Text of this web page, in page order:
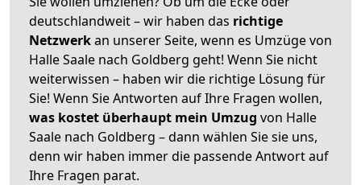
deutschlandweit – wir haben das richtige
Netzwerkan unserer Seite, wenn es Umzüge von
Halle Saale nach Goldberg geht! Wenn Sie nicht
weiterwissen – haben wir die richtige Lösung für
Sie! Wenn Sie Antworten auf Ihre Fragen wollen,
was kostet überhaupt mein Umzug von Halle
Saale nach Goldberg – dann wählen Sie sie uns,
denn wir haben immer die passende Antwort auf
Ihre Fragen parat.